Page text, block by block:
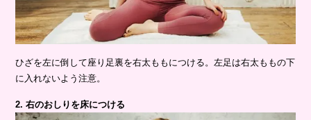
ひざを左に倒して座り足裏を右太ももにつける。左足は右太ももの下
に入れないよう注意。
2. 右のおしりを床につける